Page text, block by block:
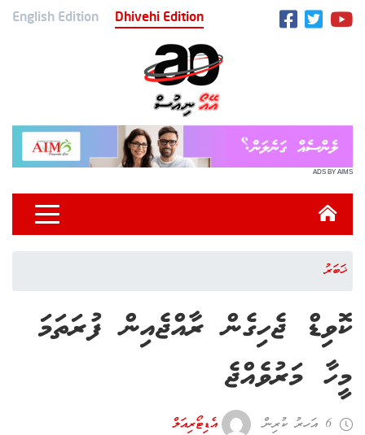
English Edition Dhivehi Edition
ADS BY AIMS
ޚަބަރު
ކޮވިޑް ޖެހިގެން ރާއްޖެއިން ފުރަތަމަ
މީހާ މަރުވެއްޖެ
6 އަހރު ކުރިން އެޑިޓޯރިއަލް